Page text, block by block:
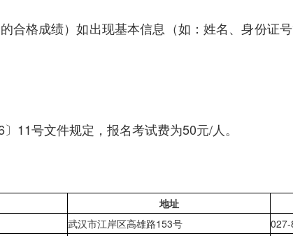
格成绩）如出现基本信息（如：姓名、身份证
号文件规定，报名考试费为50元/人。
地址
武汉市江岸区高雄路153号